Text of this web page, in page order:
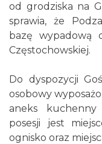
od grodziska na
sprawia, że
bazę wypadową
Częstochowskiej.
Do dyspozycji
osobowy
aneks kuchenny
posesji jest
ognisko oraz